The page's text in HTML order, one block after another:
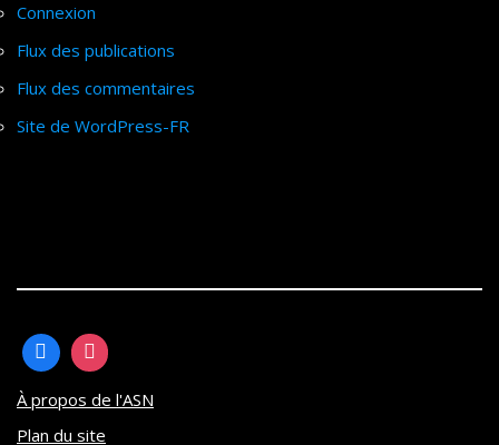
Connexion
Flux des publications
Flux des commentaires
Site de WordPress-FR
À propos de l'ASN
Plan du site